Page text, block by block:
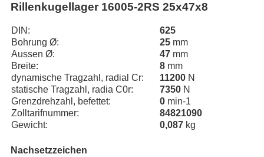
Rillenkugellager 16005-2RS 25x47x8
DIN:
625
Bohrung Ø:
25 mm
Aussen Ø:
47 mm
Breite:
8 mm
dynamische Tragzahl, radial Cr:
11200 N
statische Tragzahl, radia C0r:
7350 N
Grenzdrehzahl, befettet:
0 min-1
Zolltarifnummer:
84821090
Gewicht:
0,087 kg
Nachsetzzeichen